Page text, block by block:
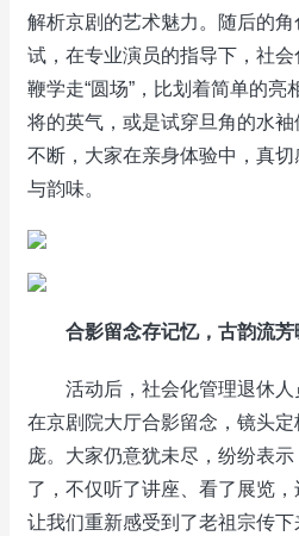
解析京剧的艺术魅力。随后的
试，在专业演员的指导下，社
鞭学走“圆场”，比划着简单的
将的英气，或是试穿旦角的水
不断，大家在亲身体验中，真
与韵味。
合影留念存记忆，古韵流芳
活动后，社会化管理退休人
在京剧院大厅合影留念，镜头
庞。大家仍意犹未尽，纷纷表示
了，不仅听了讲座、看了展览，
让我们重新感受到了老祖宗传下